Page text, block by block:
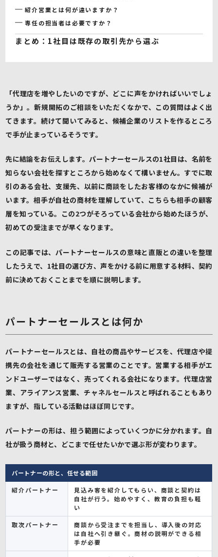
紹介営業とは何が違いますか？
専任の担当者は必要ですか？
まとめ：1社目は既存の取引先から選ぶ
「代理店を増やしたいのですが、どこに声をかければいいでしょ
うか」。新規開拓のご相談をいただくなかで、この質問はよく出
てきます。続けて聞いてみると、候補企業のリストを作るところ
で手が止まっているそうです。
先に結論をお伝えします。パートナーセールスの1社目は、名前を
知らない会社を探すところから始めなくて構いません。すでに取
引のある会社、支援先、以前に商談をしたお客様のなかに候補が
います。相手が自社の商材を理解していて、こちらも相手の顧客
層を知っている。この2つがそろっている会社から始めたほうが、
初めての受注までが早くなります。
この記事では、パートナーセールスの意味と直販との違いを整理
したうえで、1社目の選び方、声をかける前に用意する材料、契約
前に決めておくことまでを順に説明します。
パートナーセールスとは何か
パートナーセールスとは、自社の商品やサービスを、代理店や提
携先の会社を通じて販売する営業のことです。営業する相手がエ
ンドユーザーではなく、売ってくれる会社になります。代理店営
業、アライアンス営業、チャネルセールスと呼ばれることもあり
ますが、指している活動はほぼ同じです。
パートナーの形は、担う範囲によっていくつかに分かれます。自
社が扱う商材と、どこまで任せたいかで選ぶ形が変わります。
パートナーの形と、任せる範囲
紹介パートナー
見込み客を紹介してもらい、商談と契約は
自社が行う。始めやすく、教育の負担も軽
い
取次パートナー
商談から受注までを担当し、導入後の対応
は自社へ引き継ぐ。商材の説明ができる相
手が必要